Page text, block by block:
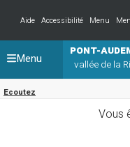
Aide
Accessibilité Menu
PONT-
vallée de la
Ecoutez
Menu
Vous